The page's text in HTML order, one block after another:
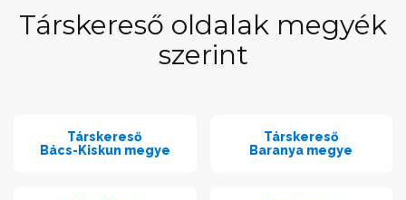
Társkereső oldalak megyék
szerint
Társkereső
Bács-Kiskun megye
Társkereső
Baranya megye